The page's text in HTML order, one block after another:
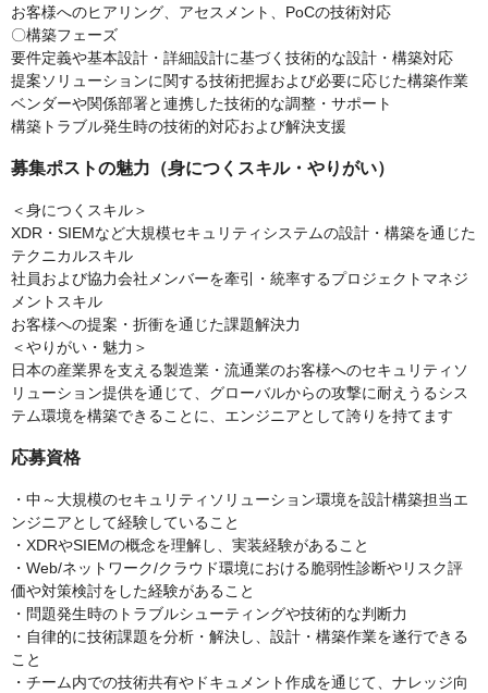
お客様へのヒアリング、アセスメント、PoCの技術対応
〇構築フェーズ
要件定義や基本設計・詳細設計に基づく技術的な設計・構築対応
提案ソリューションに関する技術把握および必要に応じた構築作業
ベンダーや関係部署と連携した技術的な調整・サポート
構築トラブル発生時の技術的対応および解決支援
募集ポストの魅力（身につくスキル・やりがい）
＜身につくスキル＞
XDR・SIEMなど大規模セキュリティシステムの設計・構築を通じた
テクニカルスキル
社員および協力会社メンバーを牽引・統率するプロジェクトマネジ
メントスキル
お客様への提案・折衝を通じた課題解決力
＜やりがい・魅力＞
日本の産業界を支える製造業・流通業のお客様へのセキュリティソ
リューション提供を通じて、グローバルからの攻撃に耐えうるシス
テム環境を構築できることに、エンジニアとして誇りを持てます
応募資格
・中～大規模のセキュリティソリューション環境を設計構築担当エ
ンジニアとして経験していること
・XDRやSIEMの概念を理解し、実装経験があること
・Web/ネットワーク/クラウド環境における脆弱性診断やリスク評
価や対策検討をした経験があること
・問題発生時のトラブルシューティングや技術的な判断力
・自律的に技術課題を分析・解決し、設計・構築作業を遂行できる
こと
・チーム内での技術共有やドキュメント作成を通じて、ナレッジ向